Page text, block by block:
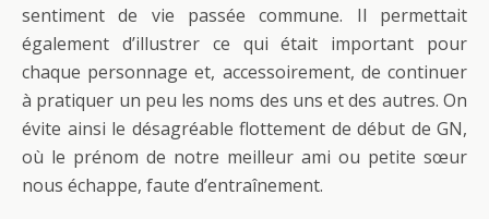
sentiment de vie passée commune. Il permettait
également d’illustrer ce qui était important pour
chaque personnage et, accessoirement, de continuer
à pratiquer un peu les noms des uns et des autres. On
évite ainsi le désagréable flottement de début de GN,
où le prénom de notre meilleur ami ou petite sœur
nous échappe, faute d’entraînement.